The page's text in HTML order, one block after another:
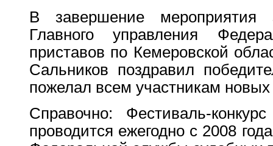
В завершение мероприятия
Главного управления
приставов по Кемеровской
Сальников поздравил
пожелал всем участникам новых
Справочно: Фестиваль-
проводится ежегодно с 2008